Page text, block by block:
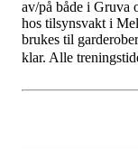
av/på både i Gruva
hos tilsynsvakt i
brukes til
klar. Alle